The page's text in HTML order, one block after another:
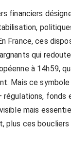
financiers
France, ces
qui
à 14h59,
Mais ce
régulations, fonds
mais
plus ces